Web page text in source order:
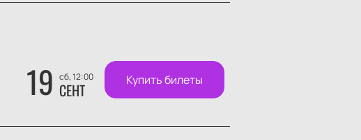
19 сб, 12:00
СЕНТ Купить билеты